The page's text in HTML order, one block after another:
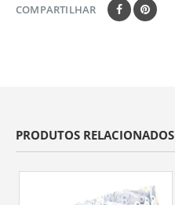
COMPARTILHAR
PRODUTOS RELACIONADOS